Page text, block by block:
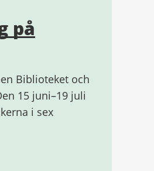
på
Biblioteket och
15 juni–19 juli
i sex